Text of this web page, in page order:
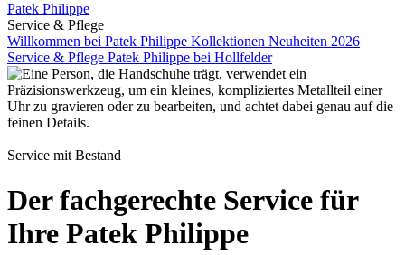
Patek Philippe
Service & Pflege
Willkommen bei Patek Philippe Kollektionen Neuheiten 2026
Service & Pflege Patek Philippe bei Hollfelder
Service mit Bestand
Der fachgerechte Service für
Ihre Patek Philippe